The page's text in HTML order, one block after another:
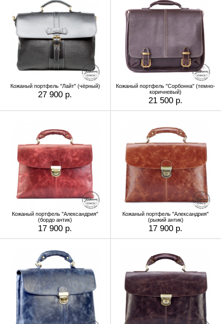
Кожаный портфель "Лайт" (чёрный)
27 900 р.
Кожаный портфель "Сорбонна" (темно-
коричневый)
21 500 р.
Кожаный портфель "Александрия"
(бордо антик)
17 900 р.
Кожаный портфель "Александрия"
(рыжий антик)
17 900 р.